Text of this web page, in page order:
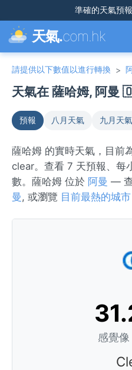
準確的天氣預報
天氣.com.hk
請提供以下數值以進行轉換 >
天氣在 薩哈姆, 阿曼
預報 八月天氣 九月天氣
薩哈姆 的實時天氣，目前
clear。查看 7 天預報、每
數。薩哈姆 位於 阿曼 —
曼, 或瀏覽 目前最熱的城市
感覺